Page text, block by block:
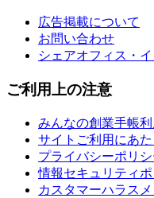
広告掲載について
お問い合わせ
シェアオフィス・
ご利用上の注意
みんなの創業手帳
サイトご利用にあた
プライバシーポリシ
情報セキュリティ
カスタマーハラス